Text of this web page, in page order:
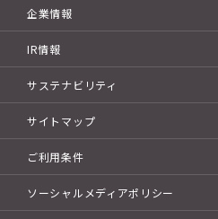
企業情報
IR情報
サステナビリティ
サイトマップ
ご利用条件
ソーシャルメディアポリシー